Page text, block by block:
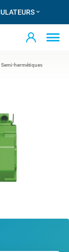
Semi-hermétiques